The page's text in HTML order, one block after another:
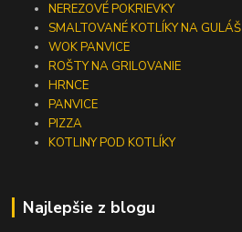
NEREZOVÉ POKRIEVKY
SMALTOVANÉ KOTLÍKY NA GULÁŠ
WOK PANVICE
ROŠTY NA GRILOVANIE
HRNCE
PANVICE
PIZZA
KOTLINY POD KOTLÍKY
Najlepšie z blogu